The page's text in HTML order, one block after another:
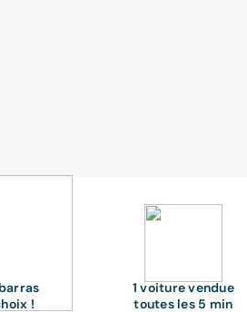
!
1 voiture vendue
toutes les 5 min